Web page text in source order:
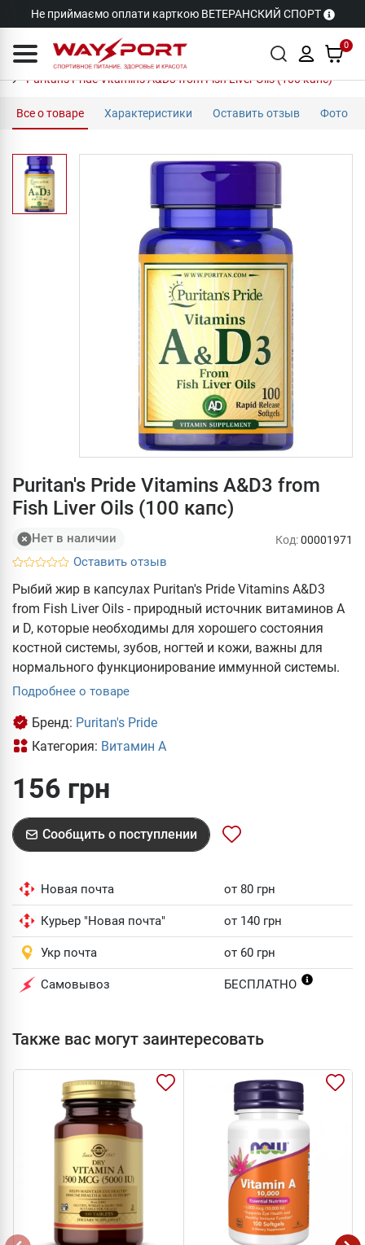
Не приймаємо оплати карткою ВЕТЕРАНСКИЙ СПОРТ
0
Puritan's Pride Vitamins A&D3 from Fish Liver Oils (100 капс)
Все о товаре Характеристики Оставить отзыв Фото
Puritan's Pride Vitamins A&D3 from
Fish Liver Oils (100 капс)
Нет в наличии
Оставить отзыв
Код:00001971
Рыбий жир в капсулах Puritan's Pride Vitamins A&D3
from Fish Liver Oils - природный источник витаминов A
и D, которые необходимы для хорошего состояния
костной системы, зубов, ногтей и кожи, важны для
нормального функционирование иммунной системы.
Подробнее о товаре
Бренд: Puritan's Pride
Категория: Витамин А
156 грн
Сообщить о поступлении
Новая почта от 80 грн
Курьер "Новая почта" от 140 грн
Укр почта от 60 грн
Самовывоз БЕСПЛАТНО
Также вас могут заинтересовать